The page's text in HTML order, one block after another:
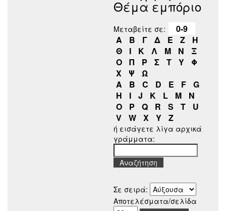
Θέμα εμπόριο
Μεταβείτε σε:
0-9
Α
Β Γ Δ Ε Ζ
Η
Θ
Ι Κ Λ Μ Ν
Ξ
Ο
Π Ρ Σ Τ Υ
Φ
Χ
Ψ
Ω
A
B C D E F
G
H
I J K L M
N
O
P Q R S T
U
V
W X Y Z
ή εισάγετε λίγα αρχικά
γράμματα:
Σε σειρά:
Αποτελέσματα/σελίδα